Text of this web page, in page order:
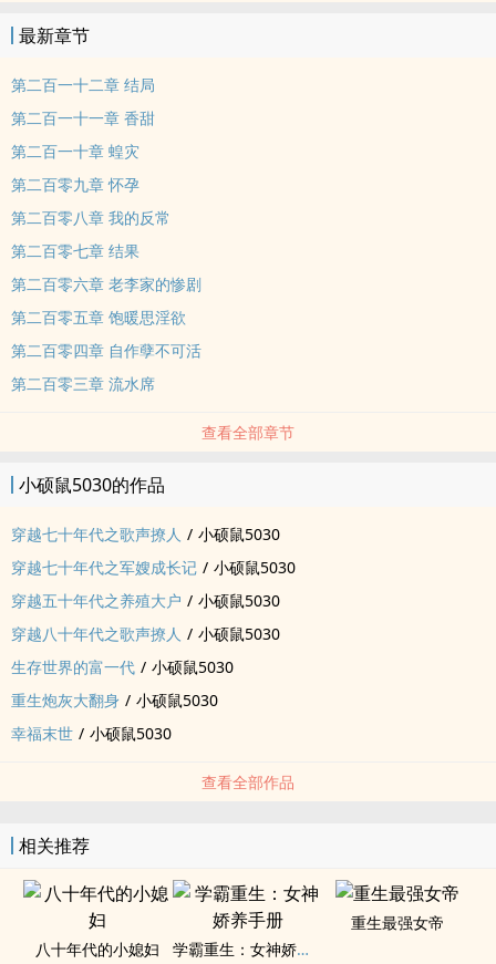
最新章节
第二百一十二章 结局
第二百一十一章 香甜
第二百一十章 蝗灾
第二百零九章 怀孕
第二百零八章 我的反常
第二百零七章 结果
第二百零六章 老李家的惨剧
第二百零五章 饱暖思淫欲
第二百零四章 自作孽不可活
第二百零三章 流水席
查看全部章节
小硕鼠5030的作品
穿越七十年代之歌声撩人 / 小硕鼠5030
穿越七十年代之军嫂成长记 / 小硕鼠5030
穿越五十年代之养殖大户 / 小硕鼠5030
穿越八十年代之歌声撩人 / 小硕鼠5030
生存世界的富一代 / 小硕鼠5030
重生炮灰大翻身 / 小硕鼠5030
幸福末世 / 小硕鼠5030
查看全部作品
相关推荐
八十年代的小媳妇 学霸重生：女神娇养手册
重生最强女帝